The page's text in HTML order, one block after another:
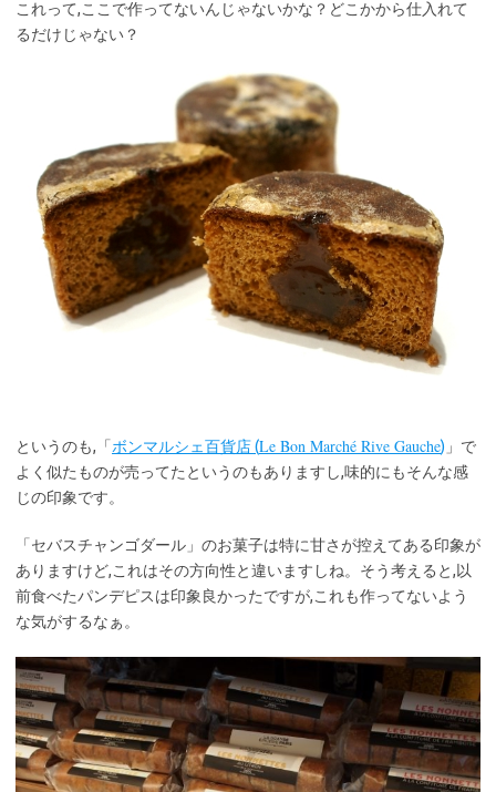
これって,ここで作ってないんじゃないかな？どこかから仕入れて
るだけじゃない？
というのも,「ボンマルシェ百貨店 (Le Bon Marché Rive Gauche) 」で
よく似たものが売ってたというのもありますし,味的にもそんな感
じの印象です。
「セバスチャンゴダール」のお菓子は特に甘さが控えてある印象が
ありますけど,これはその方向性と違いますしね。そう考えると,以
前食べたパンデピスは印象良かったですが,これも作ってないよう
な気がするなぁ。